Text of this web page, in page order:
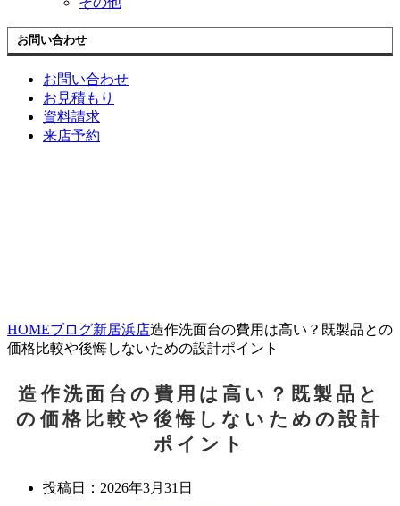
お問い合わせ
お問い合わせ
お見積もり
資料請求
来店予約
HOMEブログ新居浜店造作洗面台の費用は高い？既製品との
価格比較や後悔しないための設計ポイント
造作洗面台の費用は高い？既製品と
の価格比較や後悔しないための設計
ポイント
投稿日： 2026年3月31日